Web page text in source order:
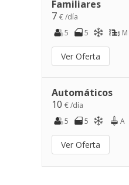
Familiares
7 € /día
5
5 M
Ver Oferta
Automáticos
10 € /día
5
5 A
Ver Oferta